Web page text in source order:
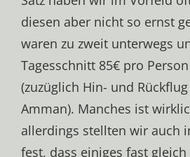
diesen aber nicht so ernst
waren zu zweit unterwegs
Tagesschnitt 85€ pro
(zuzüglich Hin- und
Amman). Manches ist
allerdings stellten wir auch
fest, dass einiges fast